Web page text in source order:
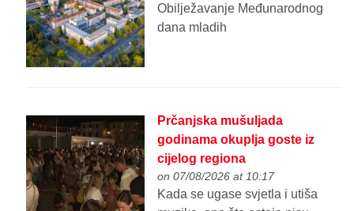
Obilježavanje Međunarodnog
dana mladih
Prčanjska mušuljada
godinama okuplja goste iz
cijelog regiona
on 07/08/2026 at 10:17
Kada se ugase svjetla i utiša